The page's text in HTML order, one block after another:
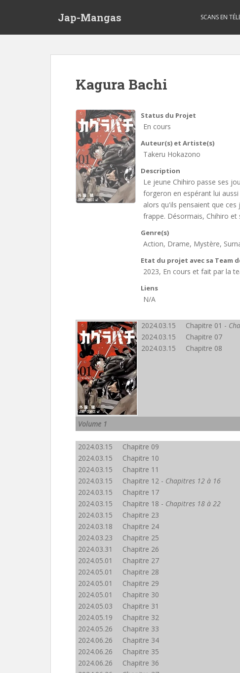
Jap-Mangas SCANS EN
Kagura Bachi
Status du Projet
En cours
Auteur(s) et Artiste(s)
Takeru Hokazono
Description
Le jeune Chihiro passe ses
forgeron en espérant lui
alors qu'ils pensaient que
frappe. Désormais, Chihiro et
Genre(s)
Action, Drame, Mystère,
Etat du projet avec sa Team
2023, En cours et fait par la
Liens
N/A
2024.03.15 Chapitre 01 -
2024.03.15 Chapitre 07
2024.03.15 Chapitre 08
Volume 1
2024.03.15 Chapitre 09
2024.03.15 Chapitre 10
2024.03.15 Chapitre 11
2024.03.15 Chapitre 12 - Chapitres 12 à 16
2024.03.15 Chapitre 17
2024.03.15 Chapitre 18 - Chapitres 18 à 22
2024.03.15 Chapitre 23
2024.03.18 Chapitre 24
2024.03.23 Chapitre 25
2024.03.31 Chapitre 26
2024.05.01 Chapitre 27
2024.05.01 Chapitre 28
2024.05.01 Chapitre 29
2024.05.01 Chapitre 30
2024.05.03 Chapitre 31
2024.05.19 Chapitre 32
2024.05.26 Chapitre 33
2024.06.26 Chapitre 34
2024.06.26 Chapitre 35
2024.06.26 Chapitre 36